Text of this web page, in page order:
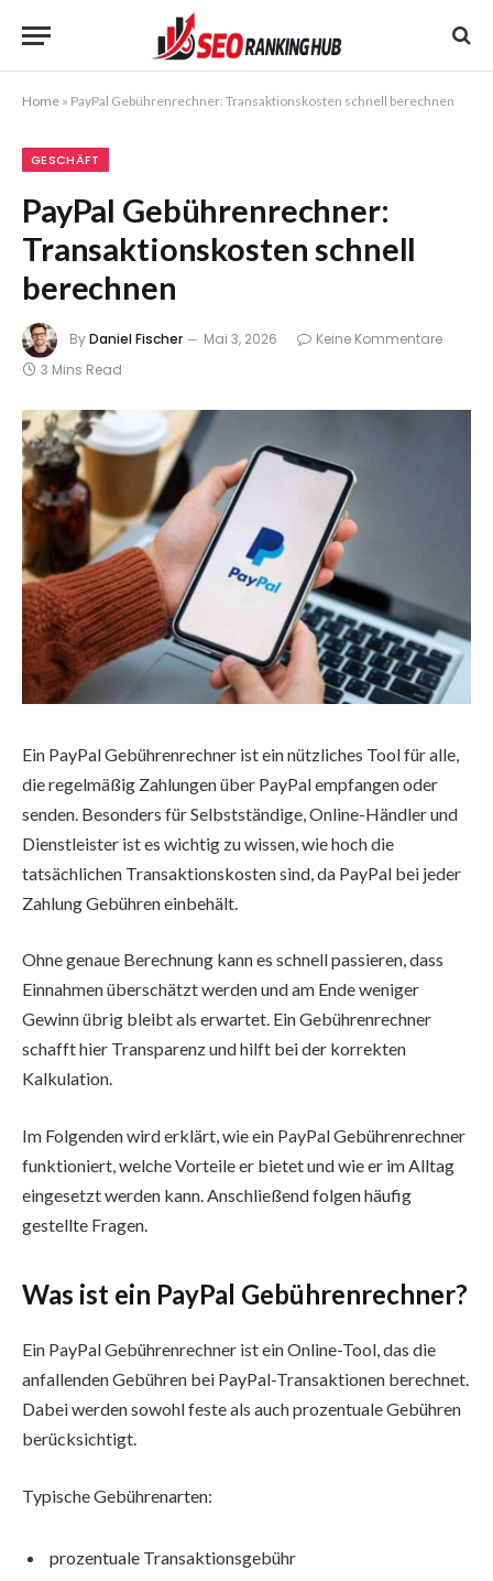
Home » PayPal Gebührenrechner: Transaktionskosten schnell berechnen
GESCHÄFT
PayPal Gebührenrechner:
Transaktionskosten schnell
berechnen
ByDaniel Fischer Mai 3, 2026
Keine Kommentare
3 Mins Read
Ein PayPal Gebührenrechner ist ein nützliches Tool für alle,
die regelmäßig Zahlungen über PayPal empfangen oder
senden. Besonders für Selbstständige, Online-Händler und
Dienstleister ist es wichtig zu wissen, wie hoch die
tatsächlichen Transaktionskosten sind, da PayPal bei jeder
Zahlung Gebühren einbehält.
Ohne genaue Berechnung kann es schnell passieren, dass
Einnahmen überschätzt werden und am Ende weniger
Gewinn übrig bleibt als erwartet. Ein Gebührenrechner
schafft hier Transparenz und hilft bei der korrekten
Kalkulation.
Im Folgenden wird erklärt, wie ein PayPal Gebührenrechner
funktioniert, welche Vorteile er bietet und wie er im Alltag
eingesetzt werden kann. Anschließend folgen häufig
gestellte Fragen.
Was ist ein PayPal Gebührenrechner?
Ein PayPal Gebührenrechner ist ein Online-Tool, das die
anfallenden Gebühren bei PayPal-Transaktionen berechnet.
Dabei werden sowohl feste als auch prozentuale Gebühren
berücksichtigt.
Typische Gebührenarten:
prozentuale Transaktionsgebühr